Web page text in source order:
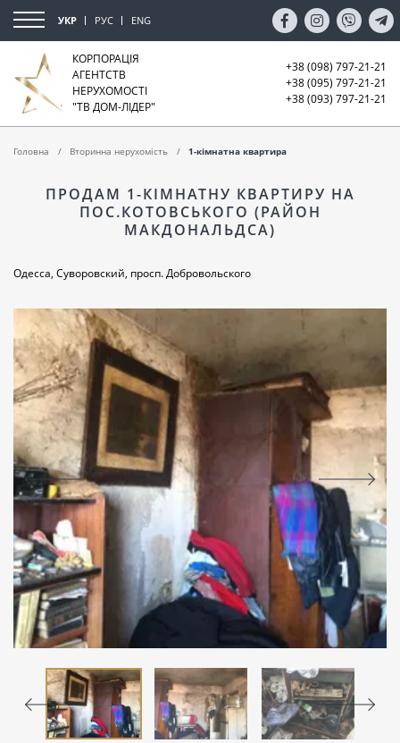
УКР РУС ENG
КОРПОРАЦІЯ
АГЕНТСТВ
НЕРУХОМОСТІ
"ТВ ДОМ-ЛІДЕР"
+38 (098) 797-21-21
+38 (095) 797-21-21
+38 (093) 797-21-21
Головна Вторинна нерухомість 1-кімнатна квартира
ПРОДАМ 1-КІМНАТНУ КВАРТИРУ НА
ПОС.КОТОВСЬКОГО (РАЙОН
МАКДОНАЛЬДСА)
Одесса, Суворовский, просп. Добровольского